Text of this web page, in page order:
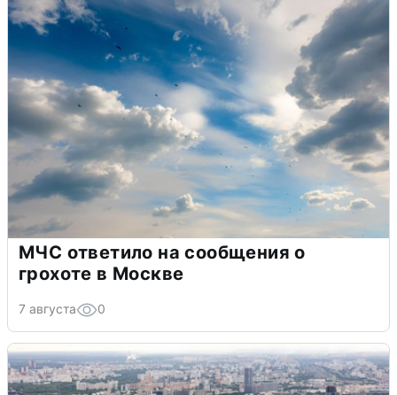
МЧС ответило на сообщения о
грохоте в Москве
7 августа 0